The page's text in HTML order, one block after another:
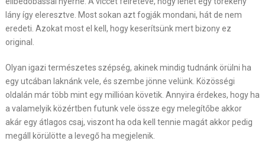
lány így eleresztve. Most sokan azt fogják mondani, hát de nem
eredeti. Azokat most el kell, hogy keserítsünk mert bizony ez
original.
Olyan igazi természetes szépség, akinek mindig tudnánk örülni ha
egy utcában laknánk vele, és szembe jönne velünk. Közösségi
oldalán már több mint egy millióan követik. Annyira érdekes, hogy ha
a valamelyik közértben futunk vele össze egy melegítőbe akkor
akár egy átlagos csaj, viszont ha oda kell tennie magát akkor pedig
megáll körülötte a levegő ha megjelenik.